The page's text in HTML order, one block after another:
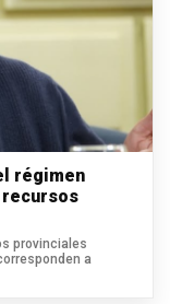
régimen
recursos
provinciales
a